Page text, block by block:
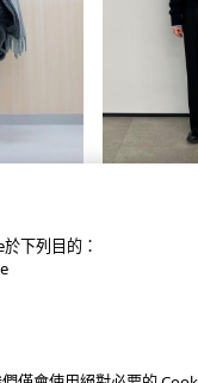
下列目的：